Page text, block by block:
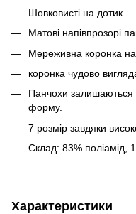
Шовковисті на дотик
Матові напівпрозорі
Мереживна коронка на
коронка чудово
Панчохи залишаються
форму.
7 розмір завдяки
Склад: 83% поліамід,
Характеристики